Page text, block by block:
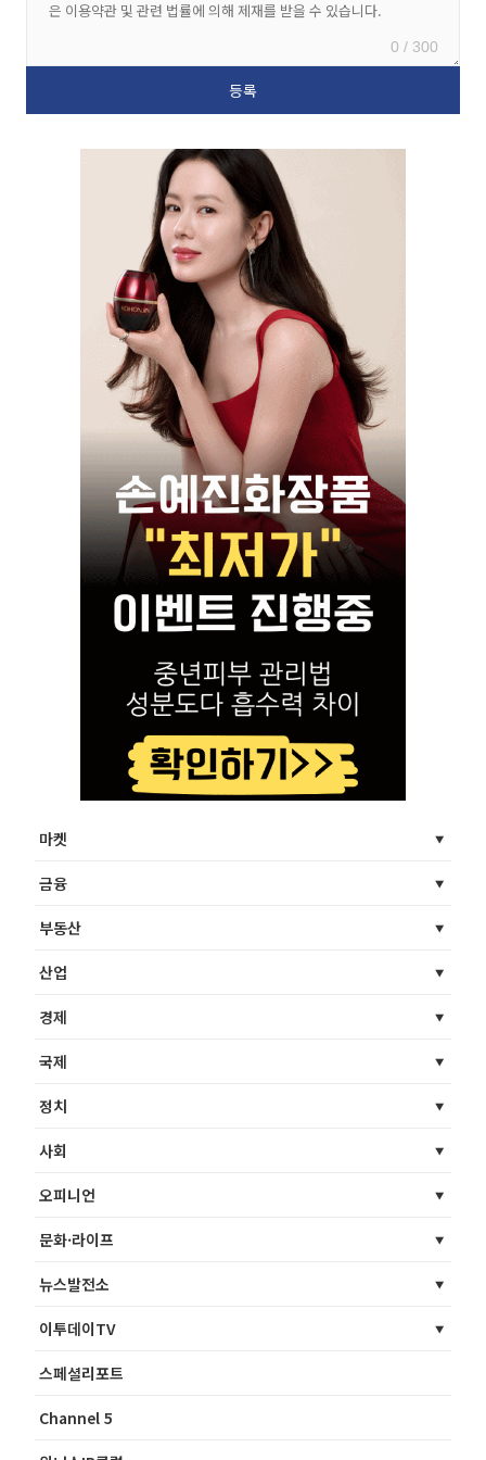
0 / 300
마켓
금융
부동산
산업
경제
국제
정치
사회
오피니언
문화·라이프
뉴스발전소
이투데이TV
스페셜리포트
Channel 5